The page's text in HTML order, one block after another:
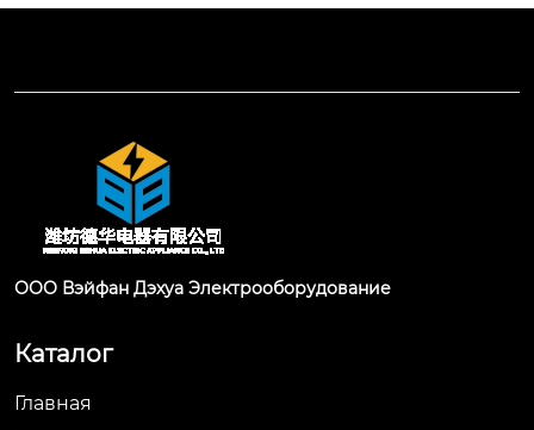
ООО Вэйфан Дэхуа Электрооборудование
Каталог
Главная